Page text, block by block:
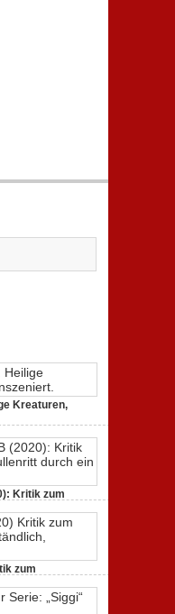
Kreaturen,
Kritik zum
zum